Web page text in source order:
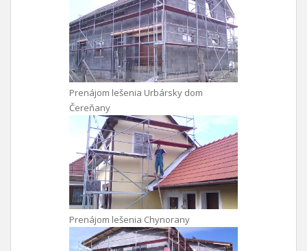
Prenájom lešenia Urbársky dom
Čereňany
Prenájom lešenia Chynorany